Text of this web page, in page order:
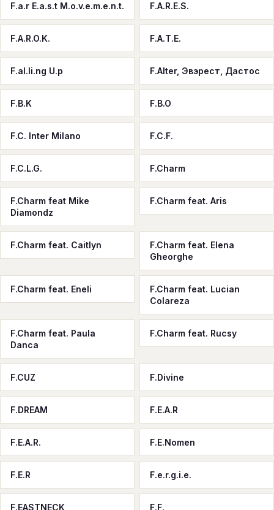
F.a.r E.a.s.t M.o.v.e.m.e.n.t. F.A.R.E.S.
F.A.R.O.K. F.A.T.E.
F.al.li.ng U.p F.Alter, Эвэрест, Дастос
F.B.K F.B.O
F.C. Inter Milano F.C.F.
F.C.L.G. F.Charm
F.Charm feat Mike
Diamondz
F.Charm feat. Aris
F.Charm feat. Caitlyn
F.Charm feat. Elena
Gheorghe
F.Charm feat. Eneli
F.Charm feat. Lucian
Colareza
F.Charm feat. Paula
Danca
F.Charm feat. Rucsy
F.CUZ F.Divine
F.DREAM F.E.A.R
F.E.A.R. F.E.Nomen
F.E.R F.e.r.g.i.e.
F.EASTNECK F.F.